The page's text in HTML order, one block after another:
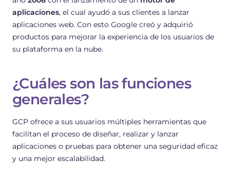
aplicaciones, el cual ayudó a sus clientes a lanzar
aplicaciones web. Con esto Google creó y adquirió
productos para mejorar la experiencia de los usuarios de
su plataforma en la nube.
¿Cuáles son las funciones
generales?
GCP ofrece a sus usuarios múltiples herramientas que
facilitan el proceso de diseñar, realizar y lanzar
aplicaciones o pruebas para obtener una seguridad eficaz
y una mejor escalabilidad.